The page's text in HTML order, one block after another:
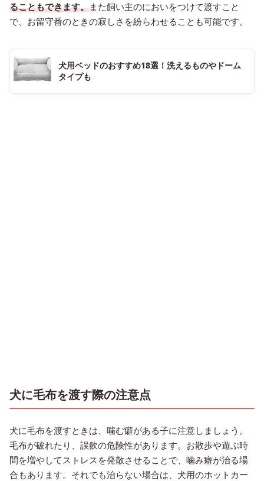
ることもできます。また飼い主のにおいをつけて渡すこと
で、お留守番のときの寂しさを紛らわせることも可能です。
犬用ベッドのおすすめ18選！洗えるものやドーム
タイプも
犬に毛布を渡す際の注意点
犬に毛布を渡すときは、噛む癖がある子に注意しましょう。
毛布が破れたり、誤飲の危険性があります。お散歩や遊ぶ時
間を増やしてストレスを発散させることで、噛み癖が治る場
合もあります。それでも治らない場合は、犬用のホットカー